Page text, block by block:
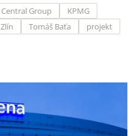
Central Group
KPMG
Zlín Tomáš Baťa projekt